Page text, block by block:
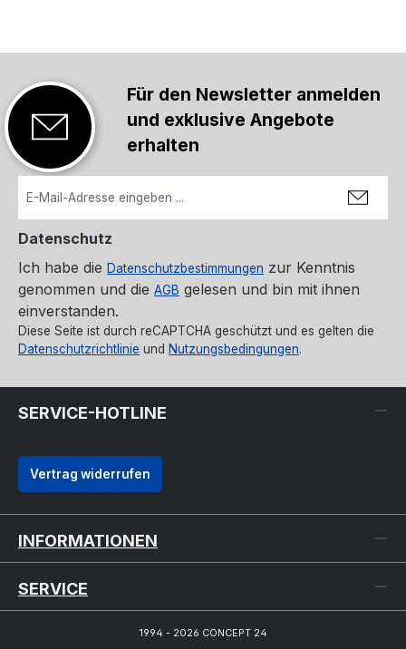
Für den Newsletter anmelden
und exklusive Angebote
erhalten
Datenschutz
Ich habe die Datenschutzbestimmungen zur Kenntnis
genommen und die AGB gelesen und bin mit ihnen
einverstanden.
Diese Seite ist durch reCAPTCHA geschützt und es gelten die
Datenschutzrichtlinie und Nutzungsbedingungen.
SERVICE-HOTLINE
Vertrag widerrufen
INFORMATIONEN
SERVICE
1994 - 2026 CONCEPT 24